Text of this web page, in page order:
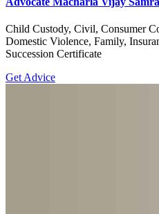
Child Custody, Civil, Consumer
Domestic Violence, Family,
Succession Certificate
Get Advice